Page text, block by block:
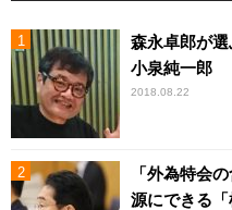
森永卓郎が
小泉純一郎
2018.08.22
「外為特会
源にできる